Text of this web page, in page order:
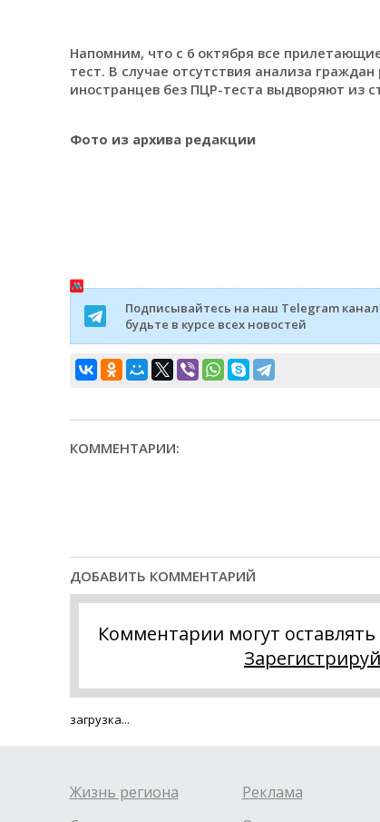
Напомним, что с 6 октября все
тест. В случае отсутствия анализа
иностранцев без ПЦР-теста выдворяют из
Фото из архива редакции
Подписывайтесь на наш Telegram канал
будьте в курсе всех новостей
КОММЕНТАРИИ:
ДОБАВИТЬ КОММЕНТАРИЙ
Комментарии могут
загрузка...
Жизнь региона
Реклама